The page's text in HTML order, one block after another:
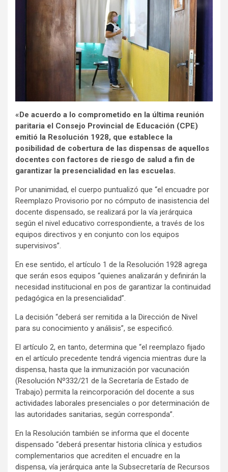
«De acuerdo a lo comprometido en la última reunión
paritaria el Consejo Provincial de Educación (CPE)
emitió la Resolución 1928, que establece la
posibilidad de cobertura de las dispensas de aquellos
docentes con factores de riesgo de salud a fin de
garantizar la presencialidad en las escuelas.
Por unanimidad, el cuerpo puntualizó que “el encuadre por
Reemplazo Provisorio por no cómputo de inasistencia del
docente dispensado, se realizará por la vía jerárquica
según el nivel educativo correspondiente, a través de los
equipos directivos y en conjunto con los equipos
supervisivos”.
En ese sentido, el artículo 1 de la Resolución 1928 agrega
que serán esos equipos “quienes analizarán y definirán la
necesidad institucional en pos de garantizar la continuidad
pedagógica en la presencialidad”.
La decisión “deberá ser remitida a la Dirección de Nivel
para su conocimiento y análisis”, se especificó.
El artículo 2, en tanto, determina que “el reemplazo fijado
en el artículo precedente tendrá vigencia mientras dure la
dispensa, hasta que la inmunización por vacunación
(Resolución Nº332/21 de la Secretaría de Estado de
Trabajo) permita la reincorporación del docente a sus
actividades laborales presenciales o por determinación de
las autoridades sanitarias, según corresponda”.
En la Resolución también se informa que el docente
dispensado “deberá presentar historia clínica y estudios
complementarios que acrediten el encuadre en la
dispensa, vía jerárquica ante la Subsecretaría de Recursos